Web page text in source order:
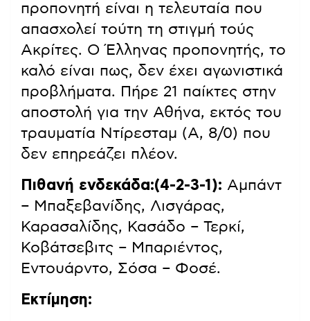
προπονητή είναι η τελευταία που
απασχολεί τούτη τη στιγμή τούς
Ακρίτες. Ο Έλληνας προπονητής, το
καλό είναι πως, δεν έχει αγωνιστικά
προβλήματα. Πήρε 21 παίκτες στην
αποστολή για την Αθήνα, εκτός του
τραυματία Ντίρεσταμ (Α, 8/0) που
δεν επηρεάζει πλέον.
Πιθανή ενδεκάδα:(4-2-3-1): Αμπάντ
– Μπαξεβανίδης, Λισγάρας,
Καρασαλίδης, Κασάδο – Τερκί,
Κοβάτσεβιτς – Μπαριέντος,
Εντουάρντο, Σόσα – Φοσέ.
Εκτίμηση: